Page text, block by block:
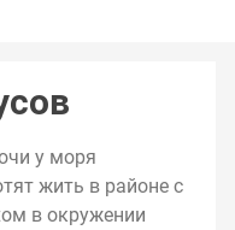
у моря
жить в районе с
в окружении